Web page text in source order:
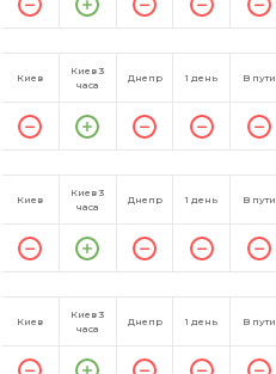
Киев
Киев 3
часа
Днепр 1 день В пути
Киев
Киев 3
часа
Днепр 1 день В пути
Киев
Киев 3
часа
Днепр 1 день В пути